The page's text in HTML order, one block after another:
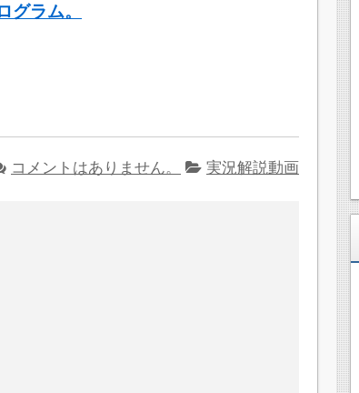
グラム。
コメントはありません。 実況解説動画